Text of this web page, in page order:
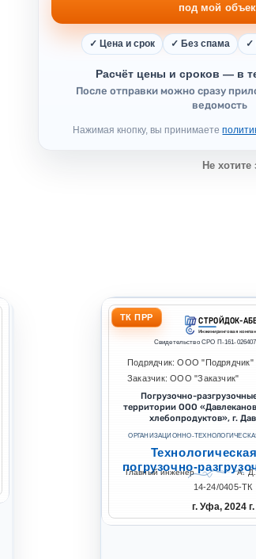
под мой
✓ Цена и срок ✓ Без спама ✓
Расчёт цены и сроков — в
После отправки можно сразу
ведомость
Нажимая кнопку, вы принимаете
Не хотите
СТРОЙДОК-
Инжиниринговая
Свидетельство СРО П-161-
Подрядчик: ООО "Подрядчик"
Заказчик: ООО "Заказчик"
Погрузочно-
территории ООО
хлебопродуктов», г.
ТК ПРР
ОРГАНИЗАЦИОННО-
погрузочно-
14-24/0405-ТК
Главный инженер А. Д.
г. Уфа, 2024 г.